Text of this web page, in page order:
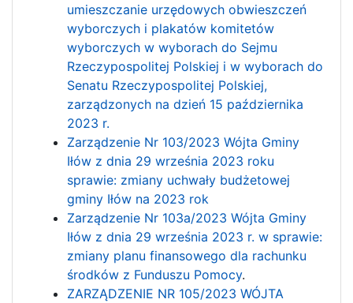
umieszczanie urzędowych obwieszczeń
wyborczych i plakatów komitetów
wyborczych w wyborach do Sejmu
Rzeczypospolitej Polskiej i w wyborach do
Senatu Rzeczypospolitej Polskiej,
zarządzonych na dzień 15 października
2023 r.
Zarządzenie Nr 103/2023 Wójta Gminy
Iłów z dnia 29 września 2023 roku
sprawie: zmiany uchwały budżetowej
gminy Iłów na 2023 rok
Zarządzenie Nr 103a/2023 Wójta Gminy
Iłów z dnia 29 września 2023 r. w sprawie:
zmiany planu finansowego dla rachunku
środków z Funduszu Pomocy.
ZARZĄDZENIE NR 105/2023 WÓJTA